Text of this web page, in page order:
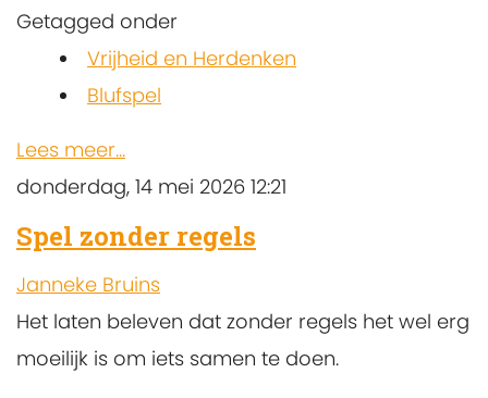
Getagged onder
Vrijheid en Herdenken
Blufspel
Lees meer...
donderdag, 14 mei 2026 12:21
Spel zonder regels
Janneke Bruins
Het laten beleven dat zonder regels het wel erg
moeilijk is om iets samen te doen.